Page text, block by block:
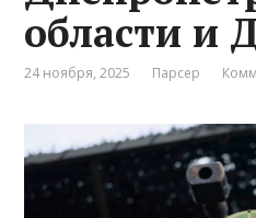
области и
24 ноября, 2025 Парсер